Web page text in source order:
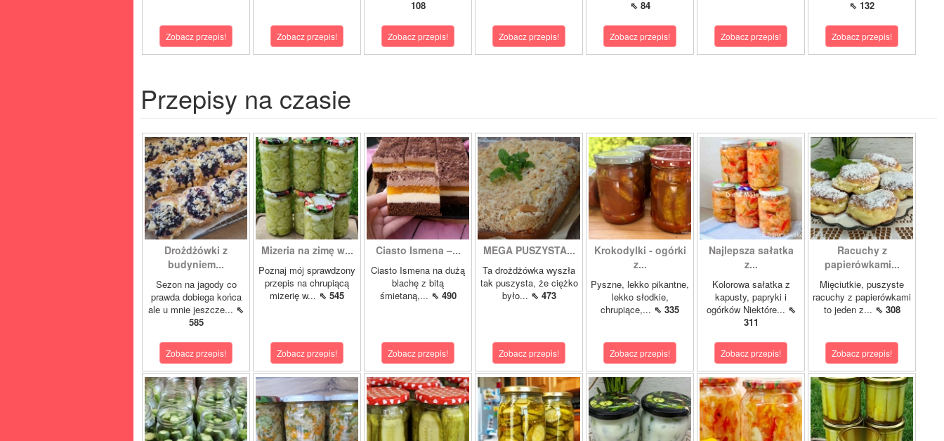
Zobacz przepis! Zobacz przepis!
108
Zobacz przepis! Zobacz przepis!
⇖ 84
Zobacz przepis! Zobacz przepis!
⇖ 132
Zobacz przepis!
Przepisy na czasie
Drożdżówki z
budyniem...
Sezon na jagody co
prawda dobiega końca
ale u mnie jeszcze... ⇖
585
Zobacz przepis!
Mizeria na zimę w...
Poznaj mój sprawdzony
przepis na chrupiącą
mizerię w... ⇖ 545
Zobacz przepis!
Ciasto Ismena –...
Ciasto Ismena na dużą
blachę z bitą
śmietaną,... ⇖ 490
Zobacz przepis!
MEGA PUSZYSTA...
Ta drożdżówka wyszła
tak puszysta, że ciężko
było... ⇖ 473
Zobacz przepis!
Krokodylki - ogórki
z...
Pyszne, lekko pikantne,
lekko słodkie,
chrupiące,... ⇖ 335
Zobacz przepis!
Najlepsza sałatka
z...
Kolorowa sałatka z
kapusty, papryki i
ogórków Niektóre... ⇖
311
Zobacz przepis!
Racuchy z
papierówkami...
Mięciutkie, puszyste
racuchy z papierówkami
to jeden z... ⇖ 308
Zobacz przepis!